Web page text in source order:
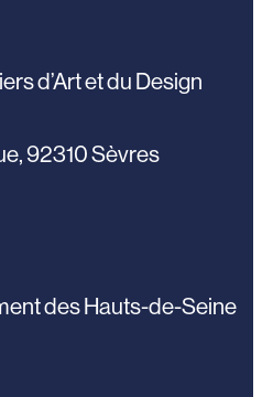
d’Art et du Design
92310 Sèvres
des Hauts-de-Seine